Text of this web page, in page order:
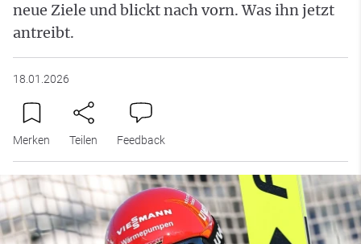
neue Ziele und blickt nach vorn. Was ihn jetzt
antreibt.
18.01.2026
Merken Teilen Feedback